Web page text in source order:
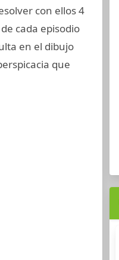
con ellos 4
cada episodio
en el dibujo
que